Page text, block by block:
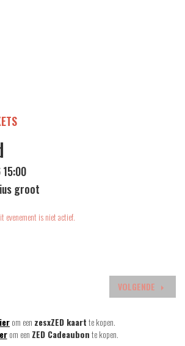
groot
evenement is niet actief.
VOLGENDE
om een zesxZED kaartte kopen.
om een ZED Cadeaubonte kopen.